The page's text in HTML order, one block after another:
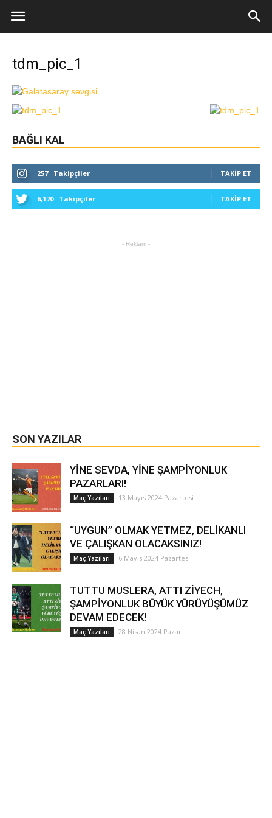
tdm_pic_1
BAĞLI KAL
257 Takipçiler TAKIP ET
6,170 Takipçiler TAKIP ET
- Reklam -
SON YAZILAR
YİNE SEVDA, YİNE ŞAMPİYONLUK
PAZARLARI!
Maç Yazıları 13 Mayıs 2024 Pazartesi
“UYGUN” OLMAK YETMEZ, DELİKANLI
VE ÇALIŞKAN OLACAKSINIZ!
Maç Yazıları 6 Mayıs 2024 Pazartesi
TUTTU MUSLERA, ATTI ZİYECH,
ŞAMPİYONLUK BÜYÜK YÜRÜYÜŞÜMÜZ
DEVAM EDECEK!
Maç Yazıları 28 Nisan 2024 Pazar